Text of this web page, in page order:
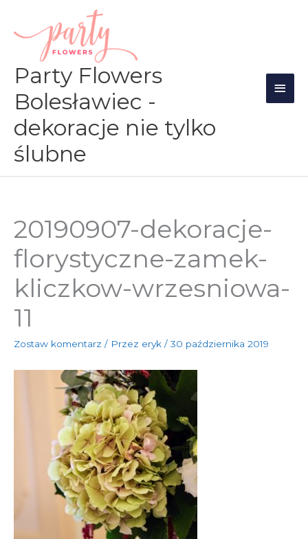
treści
Party Flowers
Bolesławiec -
dekoracje nie tylko
ślubne
20190907-dekoracje-
florystyczne-zamek-
kliczkow-wrzesniowa-
11
Zostaw komentarz / Przez eryk / 30 października 2019